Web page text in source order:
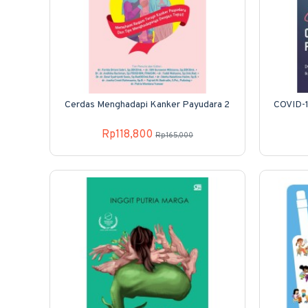
Cerdas Menghadapi Kanker Payudara 2
Rp118,800 Rp165,000
COVID-